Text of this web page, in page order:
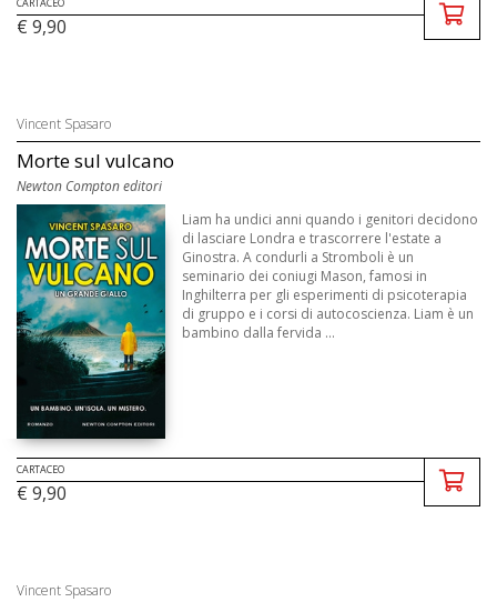
€ 9,90
Vincent Spasaro
Morte sul vulcano
Newton Compton editori
Liam ha undici anni quando i genitori decidono
di lasciare Londra e trascorrere l'estate a
Ginostra. A condurli a Stromboli è un
seminario dei coniugi Mason, famosi in
Inghilterra per gli esperimenti di psicoterapia
di gruppo e i corsi di autocoscienza. Liam è un
bambino dalla fervida ...
CARTACEO
€ 9,90
Vincent Spasaro